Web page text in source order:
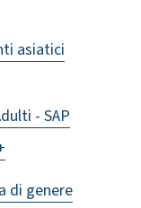
asiatici
- SAP
di genere